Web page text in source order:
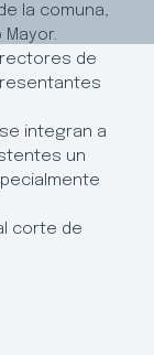
la comuna,
de
integran a
un
corte de